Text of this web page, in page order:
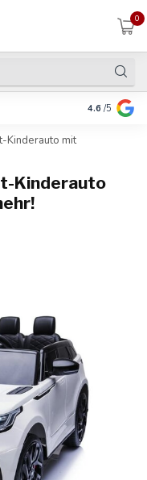
0
In 3 Raten
4.6 /5
Kinderauto mit
Kinderauto